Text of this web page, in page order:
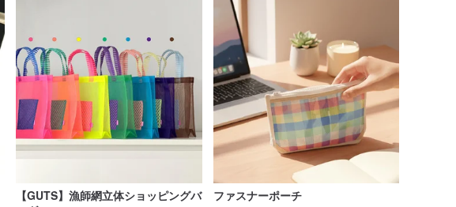
【GUTS】漁師網立体ショッピングバ
ファスナーポーチ